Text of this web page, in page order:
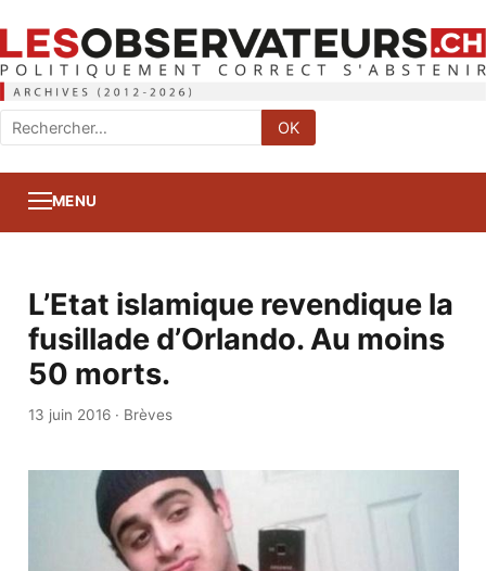
Rechercher
:
OK
MENU
L’Etat islamique revendique la
fusillade d’Orlando. Au moins
50 morts.
13 juin 2016· Brèves